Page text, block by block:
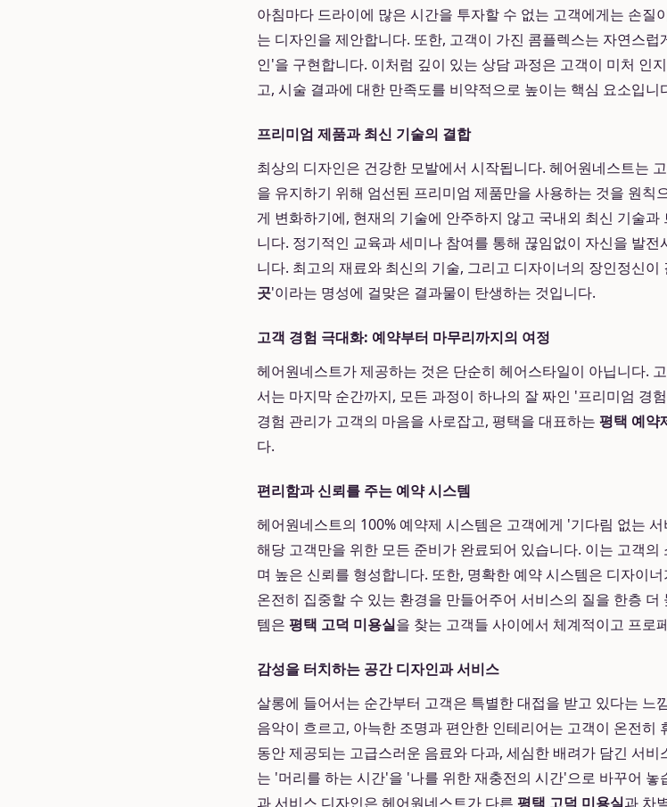
아침마다 드라이에 많은 시간을 투자할 수 없는 고객에게는 손질
는 디자인을 제안합니다. 또한, 고객이 가진 콤플렉스는 자연스
인'을 구현합니다. 이처럼 깊이 있는 상담 과정은 고객이 미처 인
고, 시술 결과에 대한 만족도를 비약적으로 높이는 핵심 요소입니
프리미엄 제품과 최신 기술의 결합
최상의 디자인은 건강한 모발에서 시작됩니다. 헤어원네스트는
을 유지하기 위해 엄선된 프리미엄 제품만을 사용하는 것을 원칙
게 변화하기에, 현재의 기술에 안주하지 않고 국내외 최신 기술
니다. 정기적인 교육과 세미나 참여를 통해 끊임없이 자신을 발
니다. 최고의 재료와 최신의 기술, 그리고 디자이너의 장인정신이
곳'이라는 명성에 걸맞은 결과물이 탄생하는 것입니다.
고객 경험 극대화: 예약부터 마무리까지의 여정
헤어원네스트가 제공하는 것은 단순히 헤어스타일이 아닙니다.
서는 마지막 순간까지, 모든 과정이 하나의 잘 짜인 '프리미엄 경
경험 관리가 고객의 마음을 사로잡고, 평택을 대표하는 평택 예약
다.
편리함과 신뢰를 주는 예약 시스템
헤어원네스트의 100% 예약제 시스템은 고객에게 '기다림 없는
해당 고객만을 위한 모든 준비가 완료되어 있습니다. 이는 고객
며 높은 신뢰를 형성합니다. 또한, 명확한 예약 시스템은 디자이
온전히 집중할 수 있는 환경을 만들어주어 서비스의 질을 한층
템은 평택 고덕 미용실을 찾는 고객들 사이에서 체계적이고 프로
감성을 터치하는 공간 디자인과 서비스
살롱에 들어서는 순간부터 고객은 특별한 대접을 받고 있다는 느
음악이 흐르고, 아늑한 조명과 편안한 인테리어는 고객이 온전히
동안 제공되는 고급스러운 음료와 다과, 세심한 배려가 담긴 서
는 '머리를 하는 시간'을 '나를 위한 재충전의 시간'으로 바꾸어
과 서비스 디자인은 헤어원네스트가 다른 평택 고덕 미용실과 차